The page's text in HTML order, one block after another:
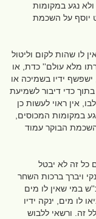
נגע במקומות
יוסף על השכמת
לו שהות לקום וליטול
מלא עולם'' כדת, או
ידיו בשמיכה או
כדי דיבור לשמיעת
אין ראוי לעשות כן
במקומות המכוסים,
השכמת הבוקר עמוד
כל זה לא יבטל
ויברך ברכות השחר
במי שאין לו מים
לו מים, ינקה ידיו
זה. ורשאי ללבוש